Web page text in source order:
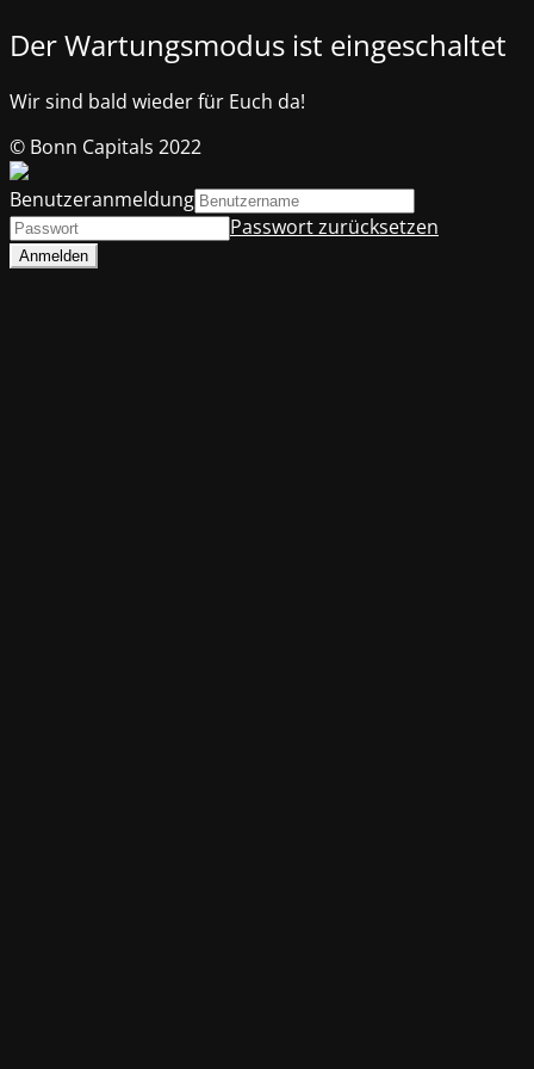
Der Wartungsmodus ist eingeschaltet
Wir sind bald wieder für Euch da!
© Bonn Capitals 2022
Benutzeranmeldung
Passwort zurücksetzen